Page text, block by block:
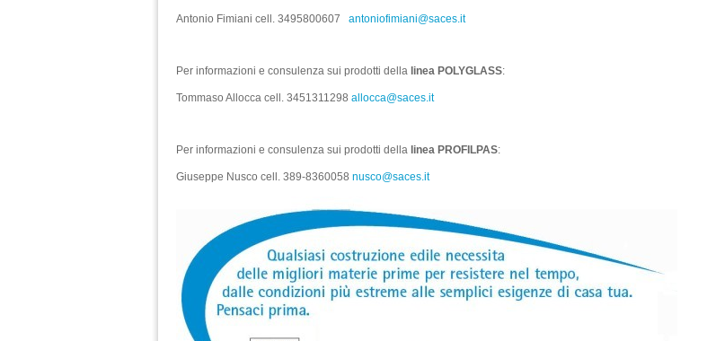
Antonio Fimiani cell. 3495800607 antoniofimiani@saces.it
Per informazioni e consulenza sui prodotti dellalinea POLYGLASS:
Tommaso Allocca cell. 3451311298 allocca@saces.it
Per informazioni e consulenza sui prodotti dellalinea PROFILPAS:
Giuseppe Nusco cell. 389‐8360058 nusco@saces.it